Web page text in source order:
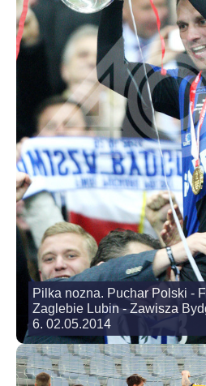
Pilka nozna. Puchar Polski -
Zaglebie Lubin - Zawisza
6. 02.05.2014